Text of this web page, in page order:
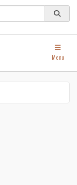
Toggle
Menu